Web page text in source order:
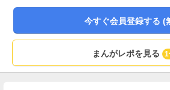
は花のお隣さんだと発覚し…！？ 「わ…私の隣に
畜OLと天使男子の、上がったり下がったり、ジェ
今すぐ会員登録する (
まんがレポを見る 1